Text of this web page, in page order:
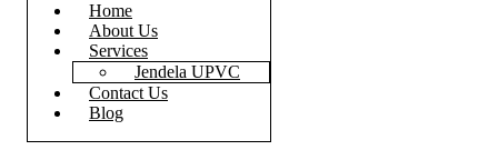
Home
About Us
Services
Jendela UPVC
Contact Us
Blog